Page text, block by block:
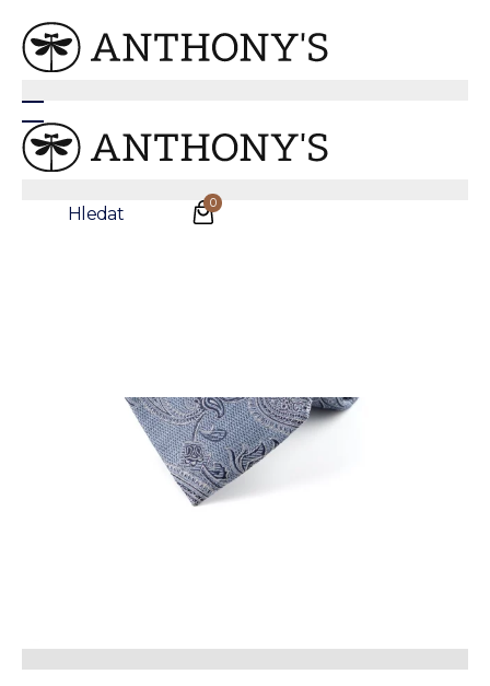
Hledat
0
Modrá hedvábná kravata s jemným vzorem